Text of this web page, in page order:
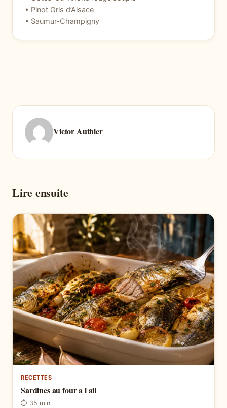
• Pinot Gris d’Alsace
• Saumur-Champigny
Victor Authier
Lire ensuite
RECETTES
Sardines au four a l ail
⏱ 35 min